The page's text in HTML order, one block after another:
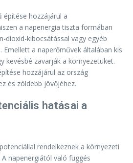
építése hozzájárul a
a napenergia tiszta formában
dioxid-kibocsátással vagy egyéb
Emellett a naperőművek általában kis
kevésbé zavarják a környezetüket.
hozzájárul az ország
és zöldebb jövőjéhez.
hatásai a
rendelkeznek a környezeti
napenergiától való függés